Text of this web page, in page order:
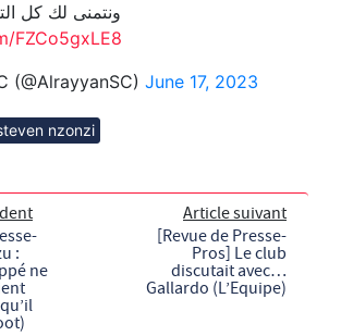
ونتمنى لك كل
FZCo5gxLE8
(@AlrayyanSC) June 17, 2023
nzonzi
:
ne
Article suivant
[Revue de Presse-
Pros] Le club
discutait avec…
Gallardo (L’Equipe)